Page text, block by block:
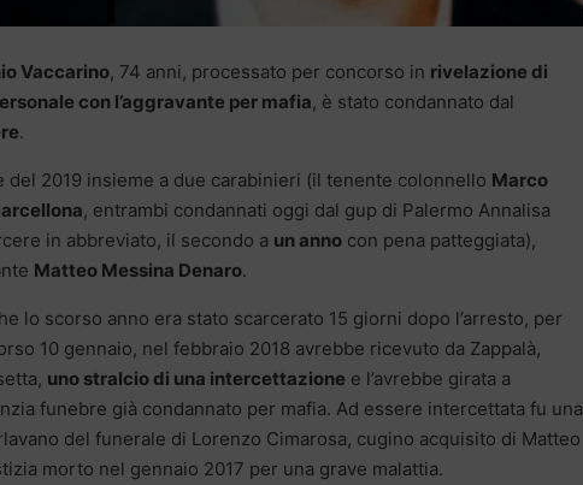
Vaccarino, 74 anni, processato per concorso in rivelazione di
con l’aggravante per mafia, è stato condannato dal
.
del 2019 insieme a due carabinieri (il tenente colonnello Marco
, entrambi condannati oggi dal gup di Palermo Annalisa
in abbreviato, il secondo a un anno con pena patteggiata),
Matteo Messina Denaro.
lo scorso anno era stato scarcerato 15 giorni dopo l’arresto, per
10 gennaio, nel febbraio 2018 avrebbe ricevuto da Zappalà,
uno stralcio di una intercettazione e l’avrebbe girata a
funebre già condannato per mafia. Ad essere intercettata fu una
del funerale di Lorenzo Cimarosa, cugino acquisito di Matteo
morto nel gennaio 2017 per una grave malattia.